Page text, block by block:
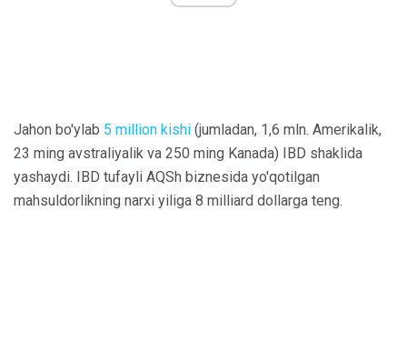
Jahon bo'ylab 5 million kishi (jumladan, 1,6 mln. Amerikalik,
23 ming avstraliyalik va 250 ming Kanada) IBD shaklida
yashaydi. IBD tufayli AQSh biznesida yo'qotilgan
mahsuldorlikning narxi yiliga 8 milliard dollarga teng.